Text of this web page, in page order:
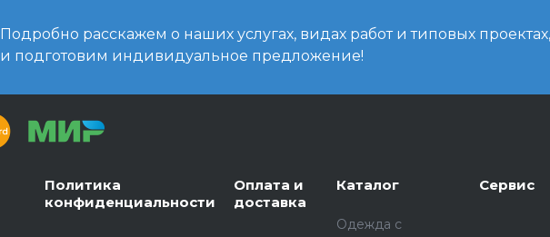
Подробно расскажем о наших услугах, видах работ и типовых
и подготовим индивидуальное предложение!
Политика
конфиденциальности
Оплата и
доставка
Каталог
Одежда с
Сервис